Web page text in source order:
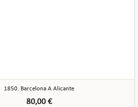
1850. Barcelona A Alicante
80,00 €